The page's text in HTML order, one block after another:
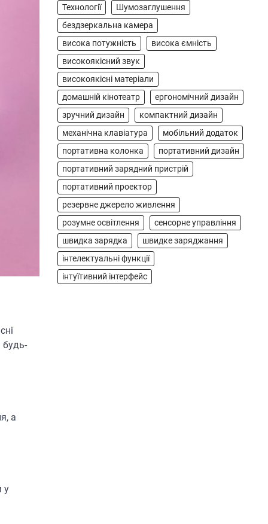
будь-
а
у
4
для заряджання ваших
пристроїв…
5
ГЕЙМІНГ
Бездротовий контролер
8BitDo Lite SE 2.4G для
Xbox
В'ячеслав 2024-09-03
8BitDo Lite SE 2.4G — це
компактний бездротовий
контролер, розроблений
спеціально для Xbox. Завдяки
своєму…
АУДІО КОЛОНКИ
Бездротова колонка LG
XBOOM Go XG2T
В'ячеслав
LG XBOOM Go XG2T — це
Технології
Шумозаглушення
бездзеркальна камера
висока потужність
висока ємність
високоякісний звук
високоякісні матеріали
домашній кінотеатр
ергономічний дизайн
зручний дизайн
компактний дизайн
механічна клавіатура
мобільний додаток
портативна колонка
портативний дизайн
портативний зарядний пристрій
портативний проектор
резервне джерело живлення
розумне освітлення
сенсорне управління
швидка зарядка
швидке заряджання
інтелектуальні функції
інтуїтивний інтерфейс